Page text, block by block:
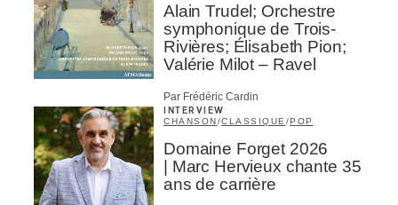
Alain Trudel; Orchestre
symphonique de Trois-
Rivières; Élisabeth Pion;
Valérie Milot – Ravel
Par Frédéric Cardin
INTERVIEW
CHANSON/CLASSIQUE/POP
Domaine Forget 2026
| Marc Hervieux chante 35
ans de carrière